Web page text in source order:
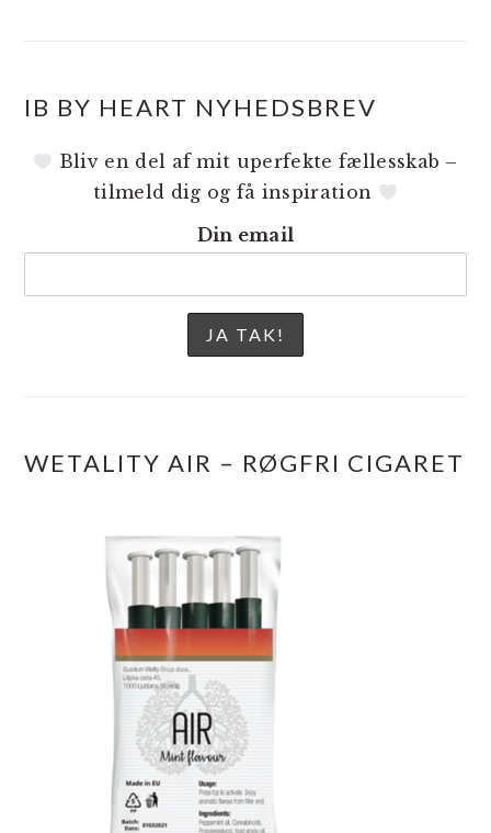
IB BY HEART NYHEDSBREV
Bliv en del af mit uperfekte fællesskab –
tilmeld dig og få inspiration
Din email
WETALITY AIR – RØGFRI CIGARET